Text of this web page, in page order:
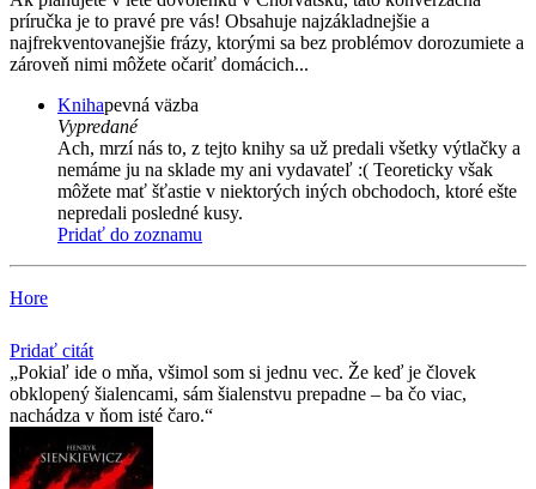
príručka je to pravé pre vás! Obsahuje najzákladnejšie a
najfrekventovanejšie frázy, ktorými sa bez problémov dorozumiete a
zároveň nimi môžete očariť domácich...
Knihapevná väzba
Vypredané
Ach, mrzí nás to, z tejto knihy sa už predali všetky výtlačky a
nemáme ju na sklade my ani vydavateľ :( Teoreticky však
môžete mať šťastie v niektorých iných obchodoch, ktoré ešte
nepredali posledné kusy.
Pridať do zoznamu
Hore
Pridať citát
Pokiaľ ide o mňa, všimol som si jednu vec. Že keď je človek
obklopený šialencami, sám šialenstvu prepadne – ba čo viac,
nachádza v ňom isté čaro.